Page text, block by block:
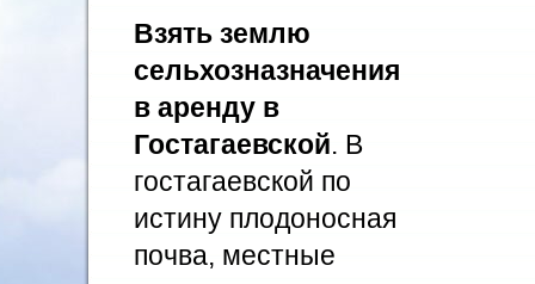
Взять землю
сельхозназначения
в аренду в
Гостагаевской. В
гостагаевской по
истину плодоносная
почва, местные